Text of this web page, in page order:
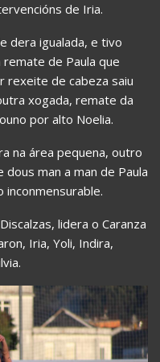
de Iria.
dera igualada, e tivo
de Paula que
de cabeza saiu
xogada, remate da
por alto Noelia.
na área pequena, outro
dous man a man de Paula
lidera o Caranza
Iria, Yoli, Indira,